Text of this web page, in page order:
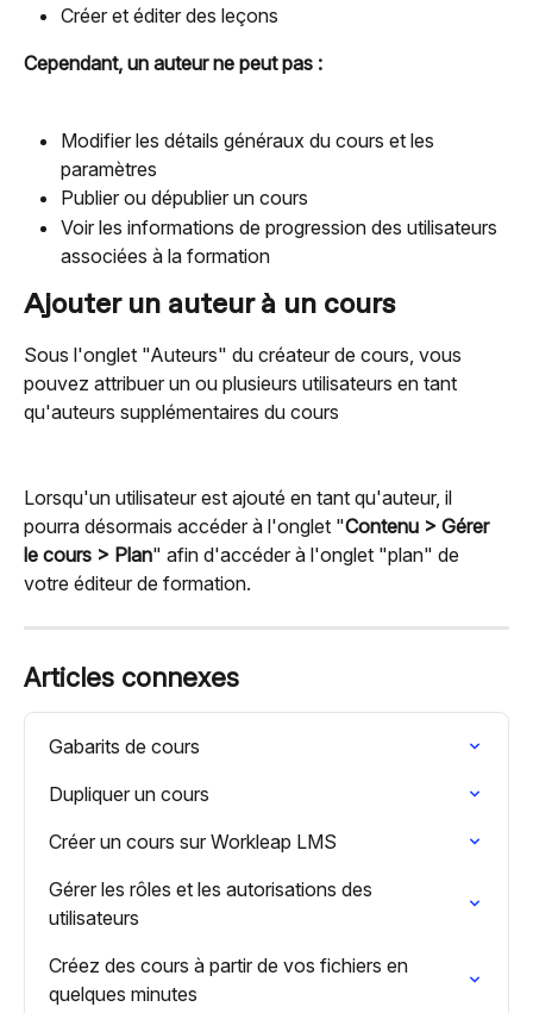
Créer et éditer des leçons
Cependant, un auteur ne peut pas :
Modifier les détails généraux du cours et les
paramètres
Publier ou dépublier un cours
Voir les informations de progression des utilisateurs
associées à la formation
Ajouter un auteur à un cours
Sous l'onglet "Auteurs" du créateur de cours, vous
pouvez attribuer un ou plusieurs utilisateurs en tant
qu'auteurs supplémentaires du cours
Lorsqu'un utilisateur est ajouté en tant qu'auteur, il
pourra désormais accéder à l'onglet "Contenu > Gérer
le cours > Plan" afin d'accéder à l'onglet "plan" de
votre éditeur de formation.
Articles connexes
Gabarits de cours
Dupliquer un cours
Créer un cours sur Workleap LMS
Gérer les rôles et les autorisations des
utilisateurs
Créez des cours à partir de vos fichiers en
quelques minutes